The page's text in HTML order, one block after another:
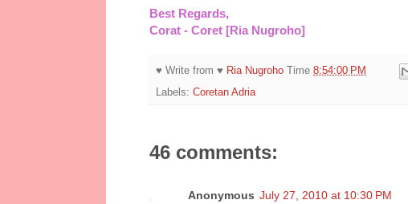
Best Regards,
Corat - Coret [Ria Nugroho]
♥ Write from ♥ Ria Nugroho Time 8:54:00 PM
Labels: Coretan Adria
46 comments:
Anonymous July 27, 2010 at 10:30 PM